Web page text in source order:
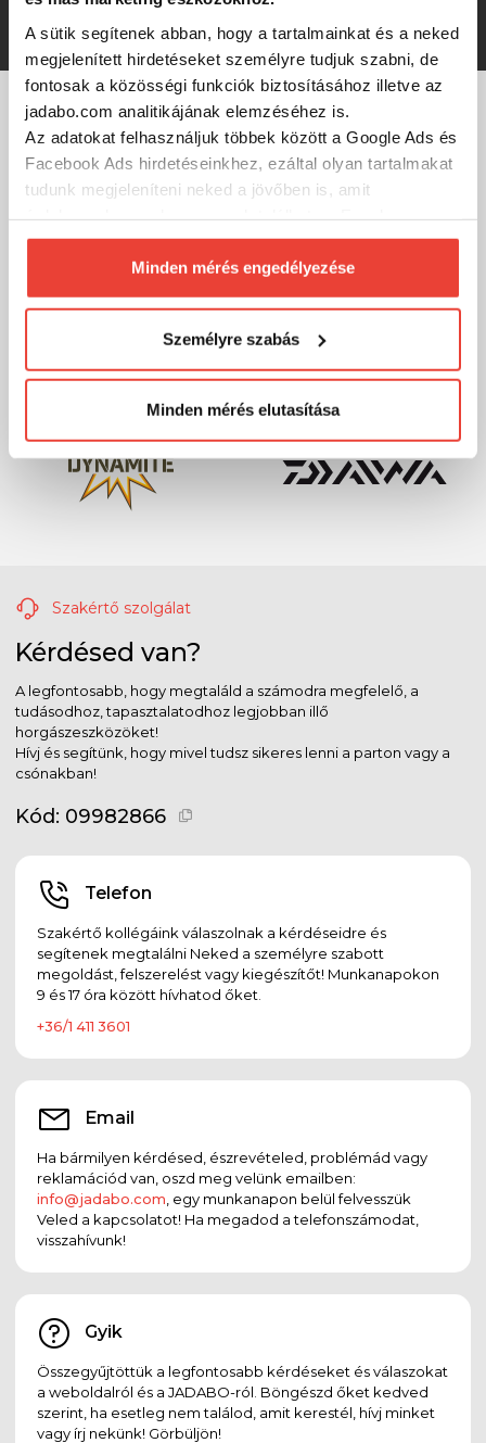
A sütik segítenek abban, hogy a tartalmainkat és a neked
megjelenített hirdetéseket személyre tudjuk szabni, de
fontosak a közösségi funkciók biztosításához illetve az
jadabo.com analitikájának elemzéséhez is.
Az adatokat felhasználjuk többek között a Google Ads és
Facebook Ads hirdetéseinkhez, ezáltal olyan tartalmakat
tudunk megjeleníteni neked a jövőben is, amit
biztosításához arra kérünk, hogy engedd meg
számunkra minden mérés használatát.
Természetesensoha semmilyen formában nem fogunk
megváltoztathatod a döntésed ezzel kapcsolatban.
Előre is köszönjük!
Minden mérés engedélyezése
Személyre szabás
Minden mérés elutasítása
MÁRKÁINK
Szakértő szolgálat
Kérdésed van?
A legfontosabb, hogy megtaláld a számodra megfelelő, a
tudásodhoz, tapasztalatodhoz legjobban illő
horgászeszközöket!
Hívj és segítünk, hogy mivel tudsz sikeres lenni a parton vagy a
csónakban!
Kód: 09982866
Telefon
Szakértő kollégáink válaszolnak a kérdéseidre és
segítenek megtalálni Neked a személyre szabott
megoldást, felszerelést vagy kiegészítőt! Munkanapokon
9 és 17 óra között hívhatod őket.
+36/1 411 3601
Email
Ha bármilyen kérdésed, észrevételed, problémád vagy
reklamációd van, oszd meg velünk emailben:
info@jadabo.com , egy munkanapon belül felvesszük
Veled a kapcsolatot! Ha megadod a telefonszámodat,
visszahívunk!
Gyik
Összegyűjtöttük a legfontosabb kérdéseket és válaszokat
a weboldalról és a JADABO-ról. Böngészd őket kedved
szerint, ha esetleg nem találod, amit kerestél, hívj minket
vagy írj nekünk! Görbüljön!